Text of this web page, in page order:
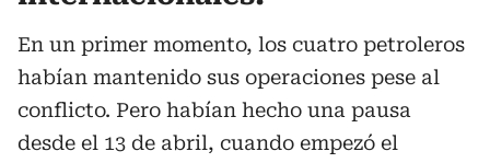
En un primer momento, los cuatro petroleros
habían mantenido sus operaciones pese al
conflicto. Pero habían hecho una pausa
desde el 13 de abril, cuando empezó el